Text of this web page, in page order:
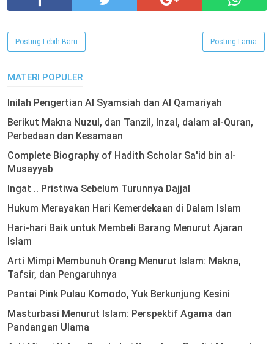
Posting Lebih Baru Posting Lama
MATERI POPULER
Inilah Pengertian Al Syamsiah dan Al Qamariyah
Berikut Makna Nuzul, dan Tanzil, Inzal, dalam al-Quran,
Perbedaan dan Kesamaan
Complete Biography of Hadith Scholar Sa'id bin al-
Musayyab
Ingat .. Pristiwa Sebelum Turunnya Dajjal
Hukum Merayakan Hari Kemerdekaan di Dalam Islam
Hari-hari Baik untuk Membeli Barang Menurut Ajaran
Islam
Arti Mimpi Membunuh Orang Menurut Islam: Makna,
Tafsir, dan Pengaruhnya
Pantai Pink Pulau Komodo, Yuk Berkunjung Kesini
Masturbasi Menurut Islam: Perspektif Agama dan
Pandangan Ulama